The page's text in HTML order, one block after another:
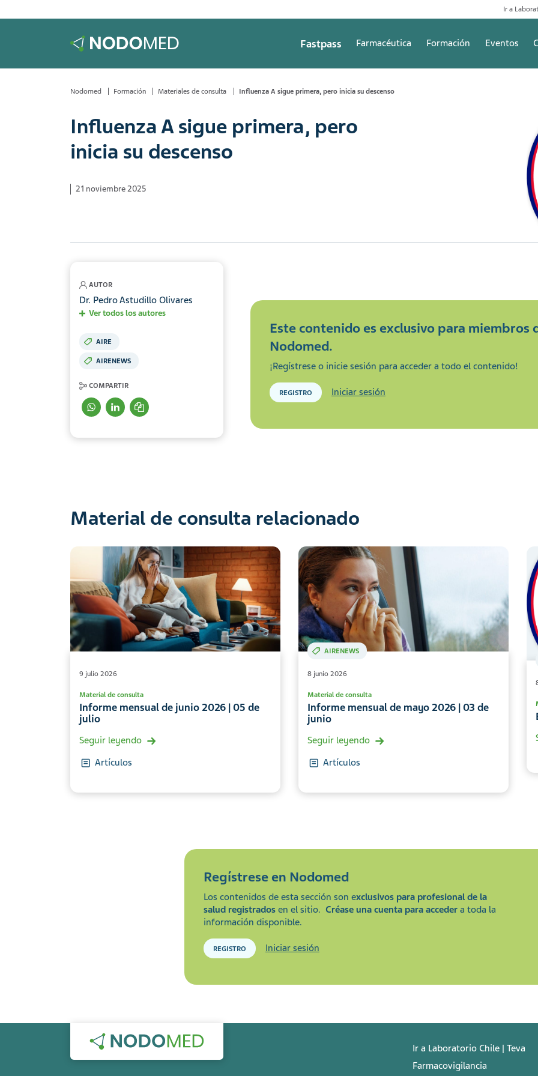
Ir a
Fastpass Farmacéutica Formación Eventos
Nodomed Formación Materiales de consulta Influenza A sigue primera, pero inicia su descenso
Influenza A sigue primera, pero
inicia su descenso
21 noviembre 2025
AUTOR
Dr. Pedro Astudillo Olivares
Ver todos los autores
AIRE
AIRENEWS
COMPARTIR
Este contenido es exclusivo para miembros
Nodomed.
¡Regístrese o inicie sesión para acceder a todo el contenido!
REGISTRO Iniciar sesión
Material de consulta relacionado
9 julio 2026
Material de consulta
Informe mensual de junio 2026 | 05 de
julio
Seguir leyendo
Artículos
AIRENEWS
8 junio 2026
Material de consulta
Informe mensual de mayo 2026 | 03 de
junio
Seguir leyendo
Artículos
Regístrese en Nodomed
Los contenidos de esta sección son exclusivos para profesional de la
salud registrados en el sitio. Créase una cuenta para acceder a toda la
información disponible.
REGISTRO Iniciar sesión
Ir a Laboratorio Chile | Teva
Farmacovigilancia